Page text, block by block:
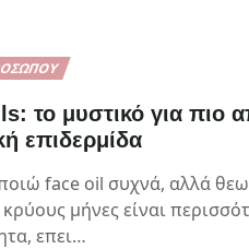
το μυστικό για πιο
επιδερμίδα
face oil συχνά, αλλά
μήνες είναι
επει…